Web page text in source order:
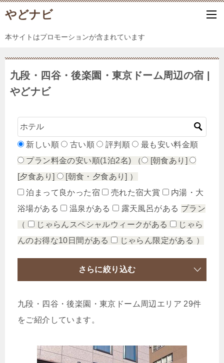
やどナビ
本サイトはプロモーションが含まれています
九段・四谷・後楽園・東京ドーム周辺の宿 |
やどナビ
新しい順 古い順 評判順
最も安い料金順
プラン料金の安い順(1泊2名)
（
[朝食あり]
[夕食あり]
[朝食・夕食あり] ）
泊まって良かった宿
売れた宿大賞
内湯・大
浴場がある
温泉がある 露天風呂がある プラン
（
じゃらんスペシャルウィークがある
じゃら
んのお得な10日間がある
じゃらん限定がある ）
さらに絞り込む
九段・四谷・後楽園・東京ドーム周辺エリア 29件
をご紹介しています。